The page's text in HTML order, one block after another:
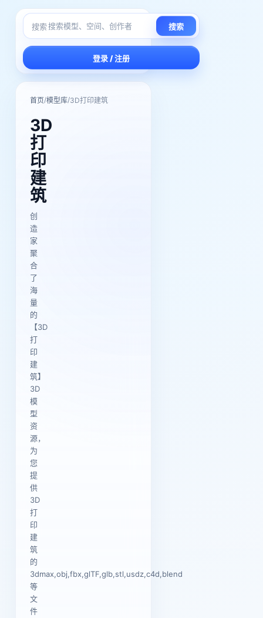
搜索 搜索
登录 / 注册
首页/模型库/3D打印建筑
3D
打
印
建
筑
创
造
家
聚
合
了
海
量
的
【3D
打
印
建
筑】
3D
模
型
资
源，
为
您
提
供
3D
打
印
建
筑
的
3dmax,obj,fbx,glTF,glb,stl,usdz,c4d,blend
等
文
件